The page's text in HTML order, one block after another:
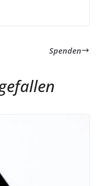
Spenden